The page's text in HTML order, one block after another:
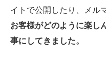
イトで公開したり、メル
お客様がどのように楽し
事にしてきました。